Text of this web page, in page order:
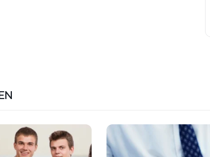
events/lap-vorbereitungskurs-e-
Link zu https://